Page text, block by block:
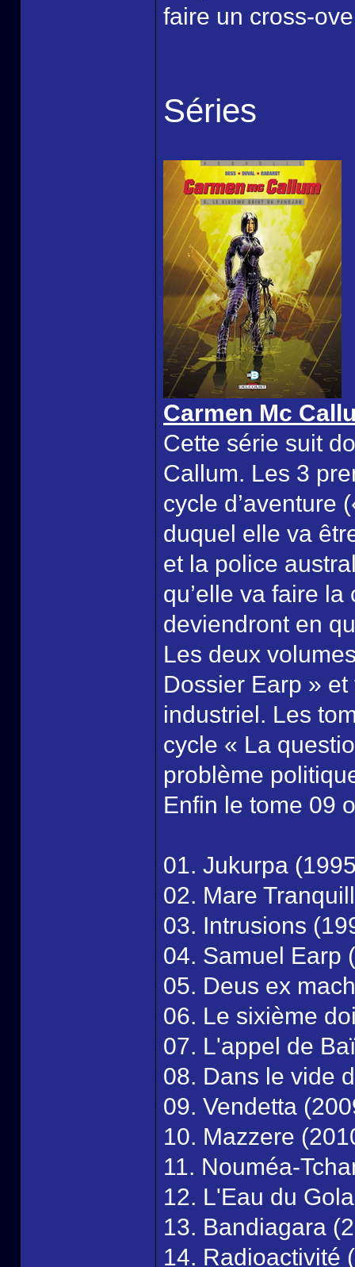
faire un cross-
Séries
Carmen Mc
Cette série suit
Callum. Les 3
cycle d’aventure
duquel elle va
et la police
qu’elle va faire
deviendront en
Les deux
Dossier Earp »
industriel. Les
cycle « La
problème
Enfin le tome 09
01. Jukurpa
02. Mare
03. Intrusions
04. Samuel Earp
05. Deus ex
06. Le sixième
07. L'appel de
08. Dans le vide
09. Vendetta
10. Mazzere
11. Nouméa-
12. L'Eau du
13. Bandiagara
14. Radioactivité